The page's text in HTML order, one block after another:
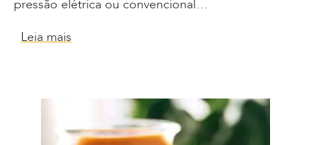
pressão elétrica ou convencional…
Leia mais